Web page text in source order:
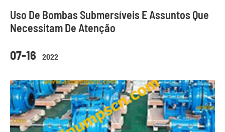
07-16 2022
Uso De Bombas Submersíveis E Assuntos Que
Necessitam De Atenção